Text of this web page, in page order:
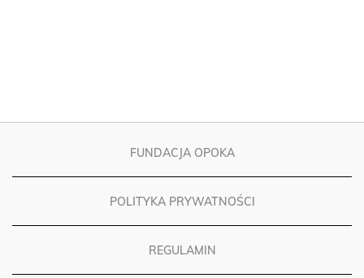
FUNDACJA OPOKA
POLITYKA PRYWATNOŚCI
REGULAMIN